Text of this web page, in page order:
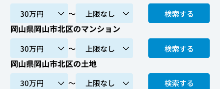
〜 検索する
岡山県岡山市北区のマンション
〜 検索する
岡山県岡山市北区の土地
〜 検索する